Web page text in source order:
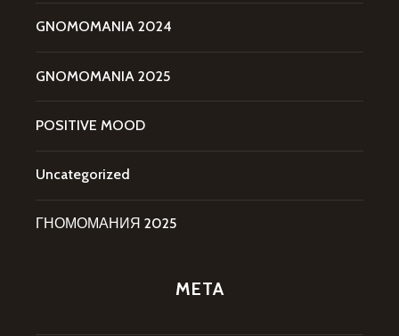
GNOMOMANIA 2024
GNOMOMANIA 2025
POSITIVE MOOD
Uncategorized
ГНОМОМАНИЯ 2025
META